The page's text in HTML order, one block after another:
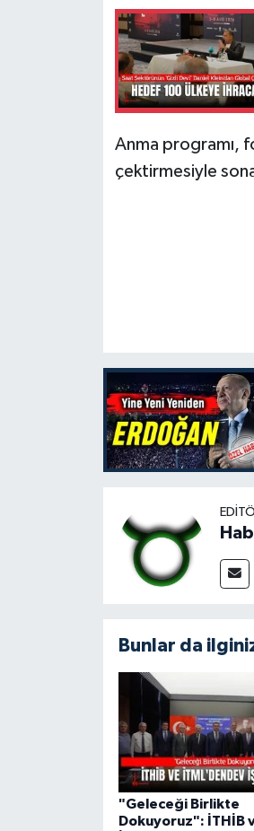
Anma programı,
çektirmesiyle
Bunlar da
"Geleceği Birlikte
Dokuyoruz": İTHİB